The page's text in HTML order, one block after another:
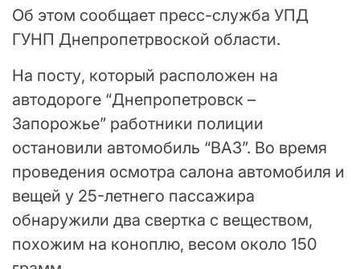
Об этом сообщает пресс-служба УПД
ГУНП Днепропетрвоской области.
На посту, который расположен на
автодороге “Днепропетровск –
Запорожье” работники полиции
остановили автомобиль “ВАЗ”. Во время
проведения осмотра салона автомобиля и
вещей у 25-летнего пассажира
обнаружили два свертка с веществом,
похожим на коноплю, весом около 150